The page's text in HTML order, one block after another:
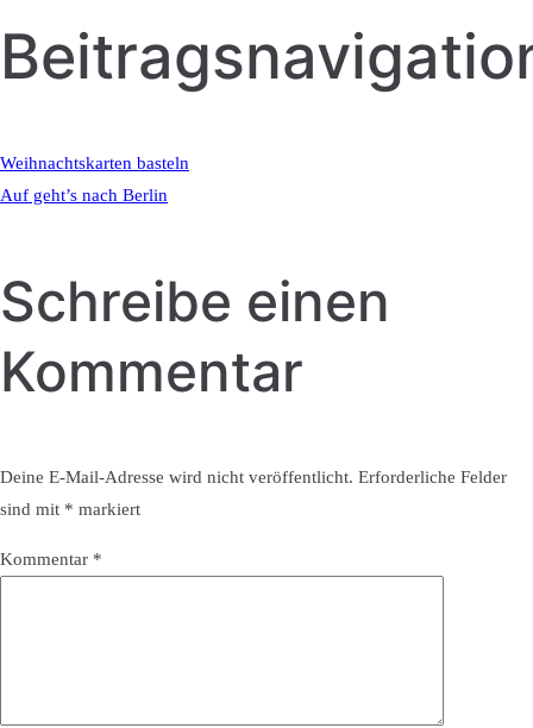
Weihnachtskarten basteln
Auf geht’s nach Berlin
Schreibe einen
Kommentar
Deine E-Mail-Adresse wird nicht veröffentlicht. Erforderliche Felder
sind mit * markiert
Kommentar *